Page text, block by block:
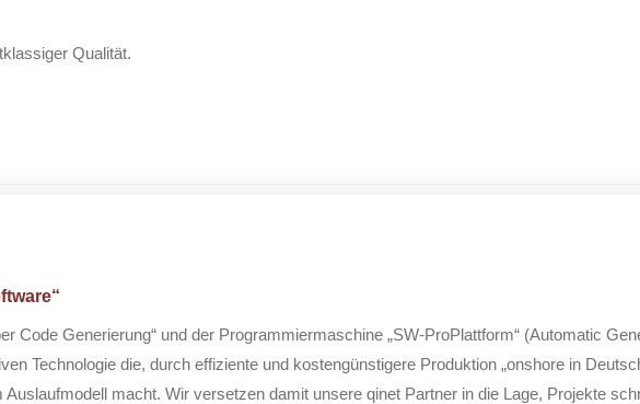
Qualität.
Code Generierung“ und der Programmiermaschine „SW-ProPlattform“ (Automatic
Technologie die, durch effiziente und kostengünstigere Produktion „onshore in
Auslaufmodell macht. Wir versetzen damit unsere qinet Partner in die Lage, Projekte